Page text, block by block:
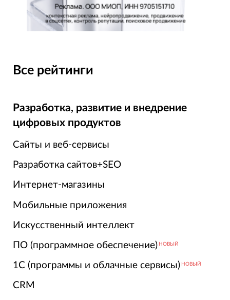
Все рейтинги
Разработка, развитие и внедрение
цифровых продуктов
Сайты и веб-сервисы
Разработка сайтов+SEO
Интернет-магазины
Мобильные приложения
Искусственный интеллект
ПО (программное обеспечение) НОВЫЙ
1С (программы и облачные сервисы) НОВЫЙ
CRM